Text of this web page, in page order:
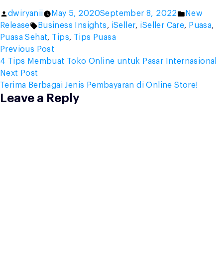
Posted
by
dwiryanii May 5, 2020September 8, 2022
Posted
in
New
Release
Tags:
Business Insights, iSeller, iSeller Care, Puasa,
Puasa Sehat, Tips, Tips Puasa
Post
navigation
Previous Post
post:
4 Tips Membuat Toko Online untuk Pasar Internasional
Next Post
post:
Terima Berbagai Jenis Pembayaran di Online Store!
Leave a Reply